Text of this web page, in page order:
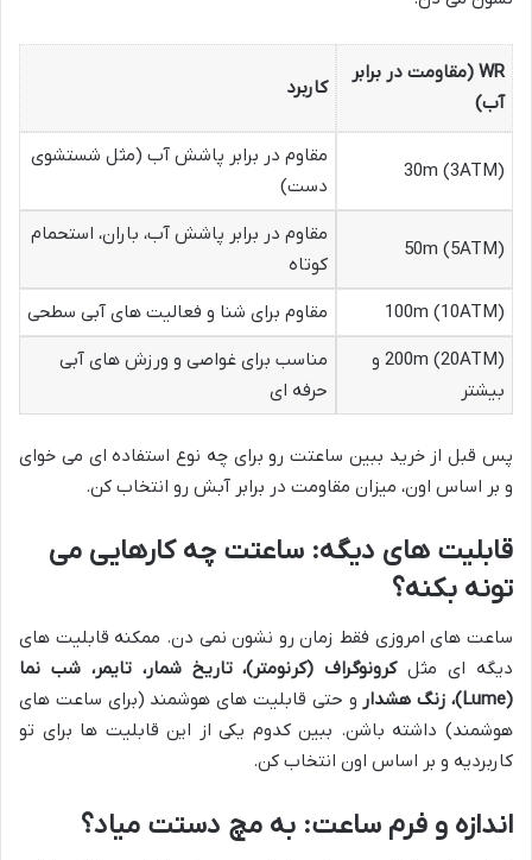
WR (مقاومت در برابر
آب)
کاربرد
30m (3ATM)
مقاوم در برابر پاشش آب (مثل شستشوی
دست)
50m (5ATM)
مقاوم در برابر پاشش آب، باران، استحمام
کوتاه
100m (10ATM)
مقاوم برای شنا و فعالیت های آبی سطحی
200m (20ATM) و
بیشتر
مناسب برای غواصی و ورزش های آبی
حرفه ای
پس قبل از خرید ببین ساعتت رو برای چه نوع استفاده ای می خوای
و بر اساس اون، میزان مقاومت در برابر آبش رو انتخاب کن.
قابلیت های دیگه: ساعتت چه کارهایی می
تونه بکنه؟
ساعت های امروزی فقط زمان رو نشون نمی دن. ممکنه قابلیت های
دیگه ای مثلکرونوگراف (کرنومتر)، تاریخ شمار، تایمر، شب نما
(Lume)، زنگ هشدار
و حتی قابلیت های هوشمند (برای ساعت های
هوشمند) داشته باشن. ببین کدوم یکی از این قابلیت ها برای تو
کاربردیه و بر اساس اون انتخاب کن.
اندازه و فرم ساعت: به مچ دستت میاد؟